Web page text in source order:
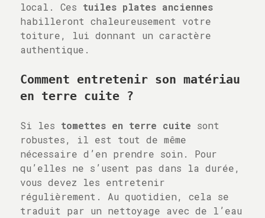
local. Ces tuiles plates anciennes
habilleront chaleureusement votre
toiture, lui donnant un caractère
authentique.
Comment entretenir son matériau
en terre cuite ?
Si les tomettes en terre cuite sont
robustes, il est tout de même
nécessaire d’en prendre soin. Pour
qu’elles ne s’usent pas dans la durée,
vous devez les entretenir
régulièrement. Au quotidien, cela se
traduit par un nettoyage avec de l’eau